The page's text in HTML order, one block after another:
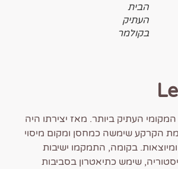
הבית
העתיק
בקולמר
המקומי העתיק ביותר. מאז יצירתו היה
הקרקע שימשה כמחסן ומקום מיסוי
בקומה, התמקמו ישיבות
שימש כתיאטרון בסביבות